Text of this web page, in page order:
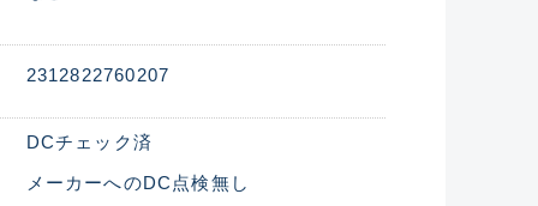
2312822760207
DCチェック済
メーカーへのDC点検無し